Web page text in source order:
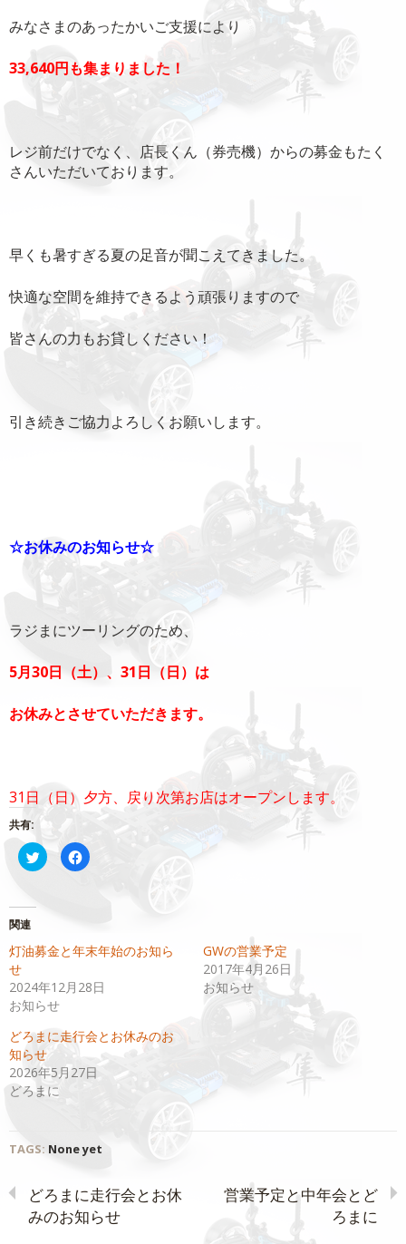
みなさまのあったかいご支援により
33,640円も集まりました！
レジ前だけでなく、店長くん（券売機）からの募金もたく
さんいただいております。
早くも暑すぎる夏の足音が聞こえてきました。
快適な空間を維持できるよう頑張りますので
皆さんの力もお貸しください！
引き続きご協力よろしくお願いします。
☆お休みのお知らせ☆
ラジまにツーリングのため、
5月30日（土）、31日（日）は
お休みとさせていただきます。
31日（日）夕方、戻り次第お店はオープンします。
共有:
ク
リ
有
(新
い
ウ
ィ
ン
ド
ウ
で
開
き
ま
す)
Facebook
で
リ
ッ
し
て
さ
い
し
い
ウ
開
き
関連
灯油募金と年末年始のお知ら
せ
2024年12月28日
お知らせ
GWの営業予定
2017年4月26日
お知らせ
どろまに走行会とお休みのお
知らせ
2026年5月27日
どろまに
TAGS: None yet
どろまに走行会とお休
みのお知らせ
営業予定と中年会とど
ろまに